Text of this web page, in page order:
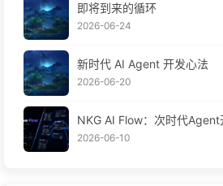
即将到来的循环
2026-06-24
新时代 AI Agent 开发心法
2026-06-20
NKG AI Flow：次时代Agent
2026-06-10